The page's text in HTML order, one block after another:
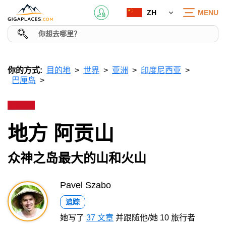
ZH MENU
你的方式: 目的地 世界 亚洲
印度尼西亚
巴厘岛
地方 阿贡山
众神之岛最大的山和火山
Pavel Szabo
追踪
她写了 37 文章 并跟随他/她 10 旅行者